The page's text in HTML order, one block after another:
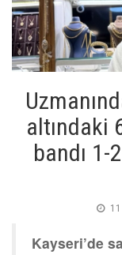
altındaki
bandı
Kayseri’de